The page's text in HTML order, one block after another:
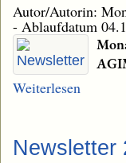
Autor/Autorin:
- Ablaufdatum
Weiterlesen
Newsletter